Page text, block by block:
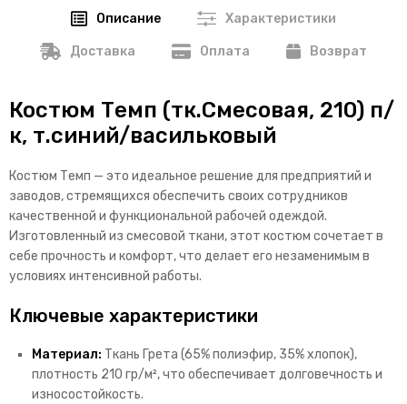
Описание Характеристики
Доставка Оплата Возврат
Костюм Темп (тк.Смесовая, 210) п/
к, т.синий/васильковый
Костюм Темп — это идеальное решение для предприятий и
заводов, стремящихся обеспечить своих сотрудников
качественной и функциональной рабочей одеждой.
Изготовленный из смесовой ткани, этот костюм сочетает в
себе прочность и комфорт, что делает его незаменимым в
условиях интенсивной работы.
Ключевые характеристики
Материал: Ткань Грета (65% полиэфир, 35% хлопок),
плотность 210 гр/м², что обеспечивает долговечность и
износостойкость.